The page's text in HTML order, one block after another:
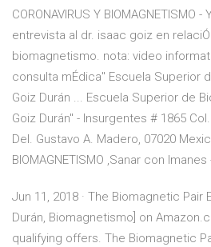
CORONAVIRUS Y BIOMAGNETISMO
entrevista al dr. isaac goiz en
biomagnetismo. nota: video
consulta mÉdica" Escuela Superior
Goiz Durán ... Escuela Superior de
Goiz Durán" - Insurgentes # 1865
Del. Gustavo A. Madero, 07020
BIOMAGNETISMO ,Sanar con
Jun 11, 2018 · The Biomagnetic Pair
Durán, Biomagnetismo] on
qualifying offers. The Biomagnetic